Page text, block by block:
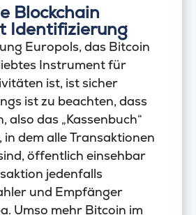
Blockchain
Identifizierung
Europols, das Bitcoin
Instrument für
ist, ist sicher
ist zu beachten, dass
also das „Kassenbuch“
dem alle Transaktionen
öffentlich einsehbar
jedenfalls
und Empfänger
Umso mehr Bitcoin im